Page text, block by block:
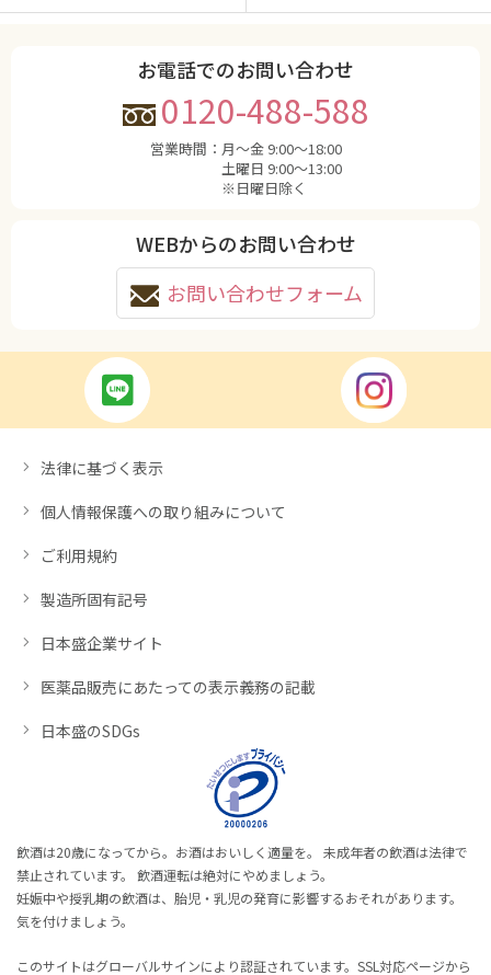
お電話でのお問い合わせ
0120-488-588
営業時間： 月〜金 9:00〜18:00
土曜日 9:00〜13:00
※日曜日除く
WEBからのお問い合わせ
お問い合わせフォーム
法律に基づく表示
個人情報保護への取り組みについて
ご利用規約
製造所固有記号
日本盛企業サイト
医薬品販売にあたっての表示義務の記載
日本盛のSDGs
飲酒は20歳になってから。お酒はおいしく適量を。 未成年者の飲酒は法律で
禁止されています。 飲酒運転は絶対にやめましょう。
妊娠中や授乳期の飲酒は、胎児・乳児の発育に影響するおそれがあります。
気を付けましょう。
このサイトはグローバルサインにより認証されています。SSL対応ページから